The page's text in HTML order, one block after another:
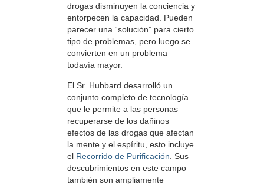
drogas disminuyen la conciencia y
entorpecen la capacidad. Pueden
parecer una “solución” para cierto
tipo de problemas, pero luego se
convierten en un problema
todavía mayor.
El Sr. Hubbard desarrolló un
conjunto completo de tecnología
que le permite a las personas
recuperarse de los dañinos
efectos de las drogas que afectan
la mente y el espíritu, esto incluye
el Recorrido de Purificación . Sus
descubrimientos en este campo
también son ampliamente